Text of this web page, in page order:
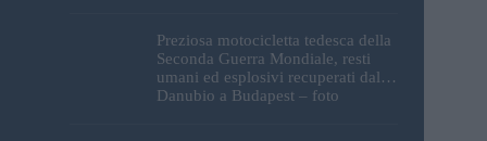
Preziosa motocicletta tedesca della
Seconda Guerra Mondiale, resti
umani ed esplosivi recuperati dal
Danubio a Budapest – foto